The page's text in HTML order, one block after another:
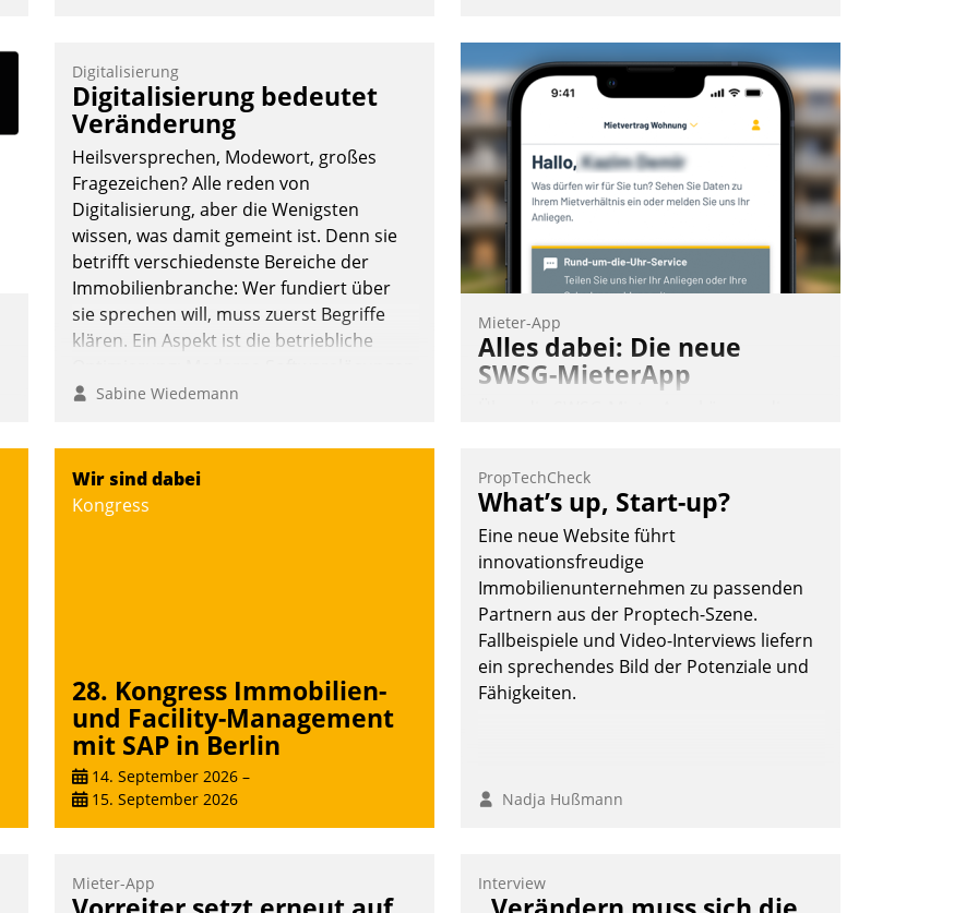
Teilnehmer kurzweilige Einblicke in
innovative Cloud-Strategien und -
Lösungen mit hohem Zukunftspotenzial.
Andreas Lerchner
Digitalisierung
Digitalisierung bedeutet
Veränderung
Heilsversprechen, Modewort, großes
Fragezeichen? Alle reden von
Digitalisierung, aber die Wenigsten
wissen, was damit gemeint ist. Denn sie
betrifft verschiedenste Bereiche der
Immobilienbranche: Wer fundiert über
sie sprechen will, muss zuerst Begriffe
klären. Ein Aspekt ist die betriebliche
ermöglichen große Einsparungen durch
Doch man darf nicht zu viel erwarten:
Allein mit der Einführung einer neuen
Software ist es nicht getan. Die
Digitalisierung erfordert von
Sabine Wiedemann
Mieter-App
Alles dabei: Die neue
SWSG-MieterApp
auf dem Laufenden bleiben, Daten
einsehen und ändern oder
Schadensmeldungen abgeben – rund um
die Uhr.
Andreas Lerchner
Wir sind dabei
Kongress
28. Kongress Immobilien-
und Facility-Management
mit SAP in Berlin
14. September 2026 –
15. September 2026
PropTechCheck
What’s up, Start-up?
Eine neue Website führt
innovationsfreudige
Immobilienunternehmen zu passenden
Partnern aus der Proptech-Szene.
Fallbeispiele und Video-Interviews liefern
ein sprechendes Bild der Potenziale und
Fähigkeiten.
Nadja Hußmann
Mieter-App Interview